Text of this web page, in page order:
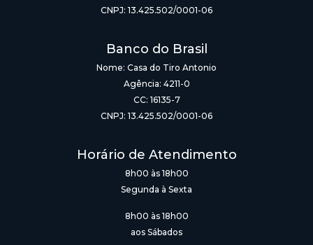
CNPJ: 13.425.502/0001-06
Banco do Brasil
Nome: Casa do Tiro Antonio
Agência: 4211-0
CC: 16135-7
CNPJ: 13.425.502/0001-06
Horário de Atendimento
8h00 às 18h00
Segunda à Sexta
8h00 às 18h00
aos Sábados